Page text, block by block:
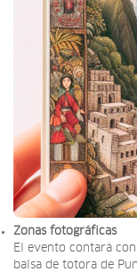
Zonas fotográficas
El evento contará
balsa de totora de